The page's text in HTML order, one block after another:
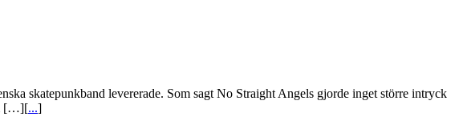
skatepunkband levererade. Som sagt No Straight Angels gjorde inget större intryck
[…][...]